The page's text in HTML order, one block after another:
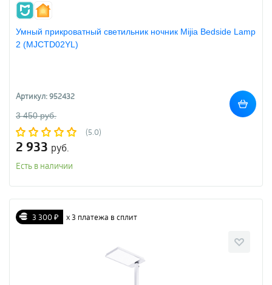
Умный прикроватный светильник ночник Mijia Bedside Lamp
2 (MJCTD02YL)
Артикул: 952432
3 450 руб.
(5.0)
2 933 руб.
Есть в наличии
3 300 ₽ х 3 платежа в сплит